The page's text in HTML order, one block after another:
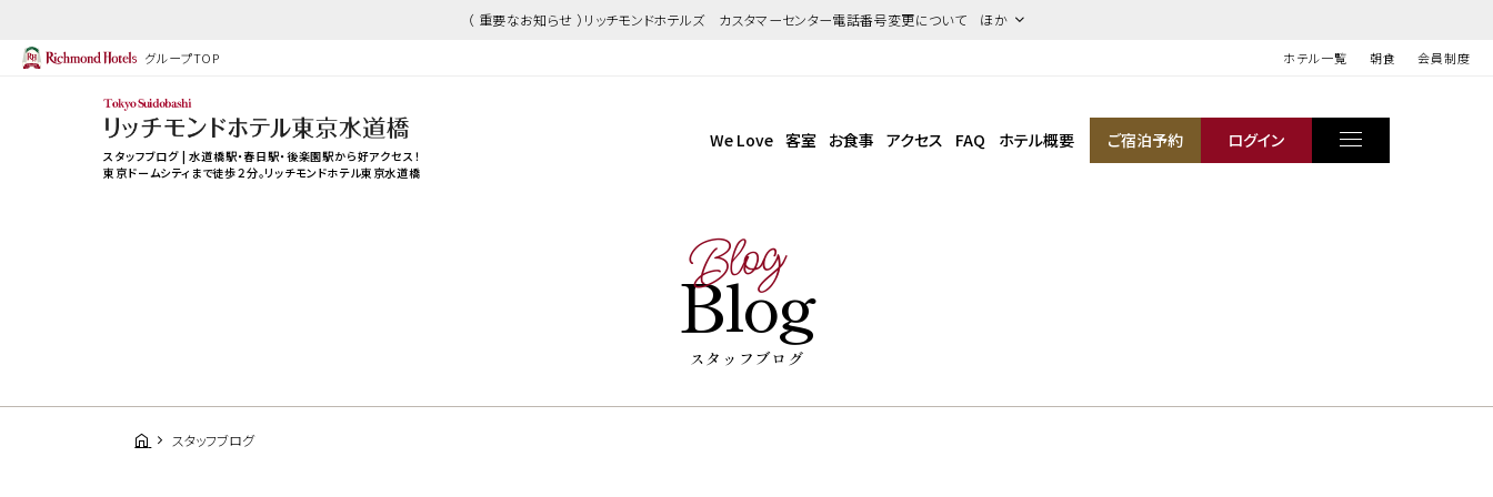
（ 重要なお知らせ ）リッチモンドホテルズ カスタマーセンター電話番号変更について ほか
グループTOP ホテル一覧 朝食 会員制度
スタッフブログ | 水道橋駅・春日駅・後楽園駅から好アクセス！
東京ドームシティまで徒歩２分。リッチモンドホテル東京水道橋
We Love 客室 お食事 アクセス FAQ ホテル概要 ご宿泊予約 ログイン
Blog
Blog
スタッフブログ
スタッフブログ